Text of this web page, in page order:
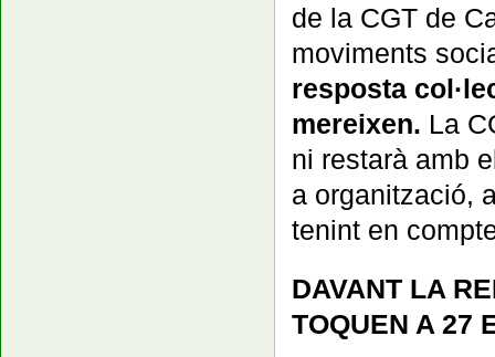
de la CGT de
moviments
resposta
mereixen. La
ni restarà amb
a organització,
tenint en
DAVANT LA
TOQUEN A 27